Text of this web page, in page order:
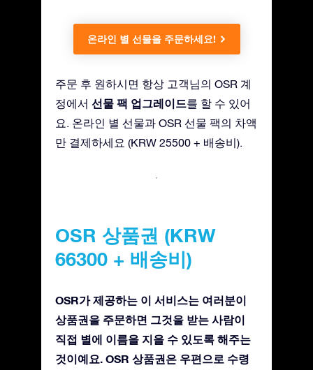
온라인 별 선물을 주문하세요!
주문 후 원하시면 항상 고객님의 OSR 계
정에서 선물 팩 업그레이드를 할 수 있어
요. 온라인 별 선물과 OSR 선물 팩의 차액
만 결제하세요 (KRW 25500 + 배송비).
OSR 상품권 (KRW
66300 + 배송비)
OSR가 제공하는 이 서비스는 여러분이
상품권을 주문하면 그것을 받는 사람이
직접 별에 이름을 지을 수 있도록 해주는
것이예요. OSR 상품권은 우편으로 수령